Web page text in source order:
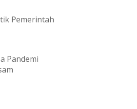
Pemerintah
Pandemi